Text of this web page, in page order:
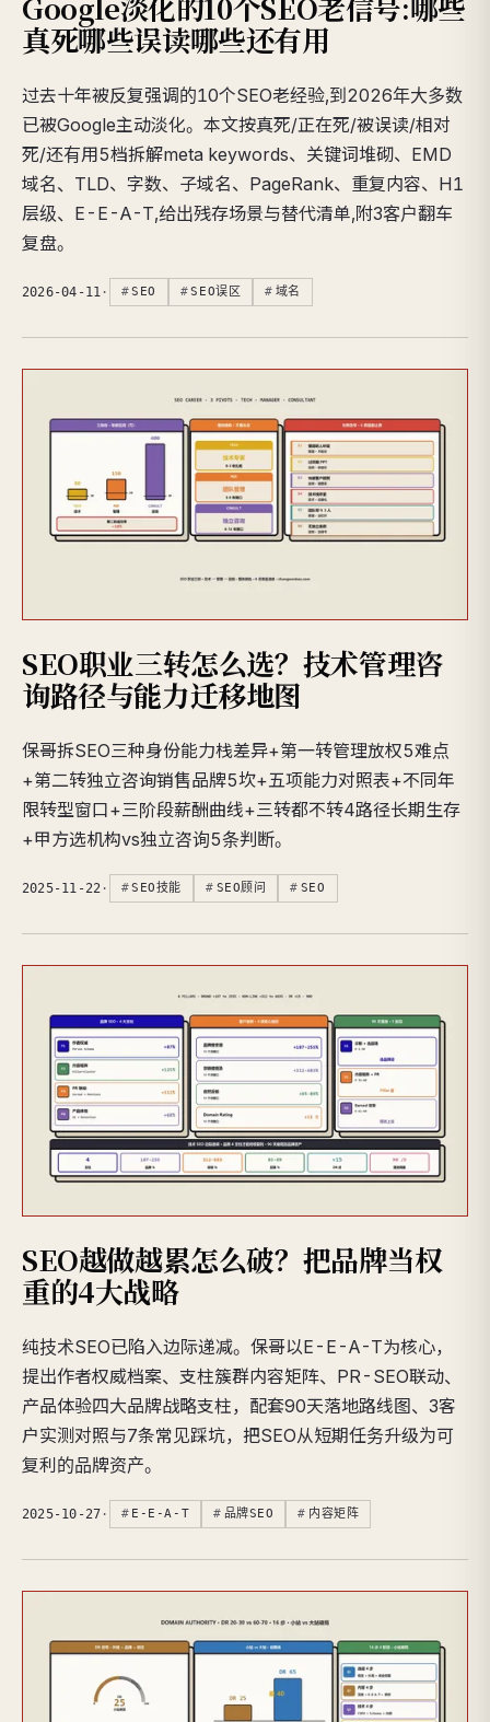
真死哪些误读哪些还有用
过去十年被反复强调的10个SEO老经验,到2026年大多数
已被Google主动淡化。本文按真死/正在死/被误读/相对
死/还有用5档拆解meta keywords、关键词堆砌、EMD
域名、TLD、字数、子域名、PageRank、重复内容、H1
层级、E-E-A-T,给出残存场景与替代清单,附3客户翻车
复盘。
2026-04-11 · SEO SEO误区 域名
SEO职业三转怎么选？技术管理咨
询路径与能力迁移地图
保哥拆SEO三种身份能力栈差异+第一转管理放权5难点
+第二转独立咨询销售品牌5坎+五项能力对照表+不同年
限转型窗口+三阶段薪酬曲线+三转都不转4路径长期生存
+甲方选机构vs独立咨询5条判断。
2025-11-22 · SEO技能 SEO顾问 SEO
SEO越做越累怎么破？把品牌当权
重的4大战略
纯技术SEO已陷入边际递减。保哥以E-E-A-T为核心，
提出作者权威档案、支柱簇群内容矩阵、PR-SEO联动、
产品体验四大品牌战略支柱，配套90天落地路线图、3客
户实测对照与7条常见踩坑，把SEO从短期任务升级为可
复利的品牌资产。
2025-10-27 · E-E-A-T 品牌SEO 内容矩阵